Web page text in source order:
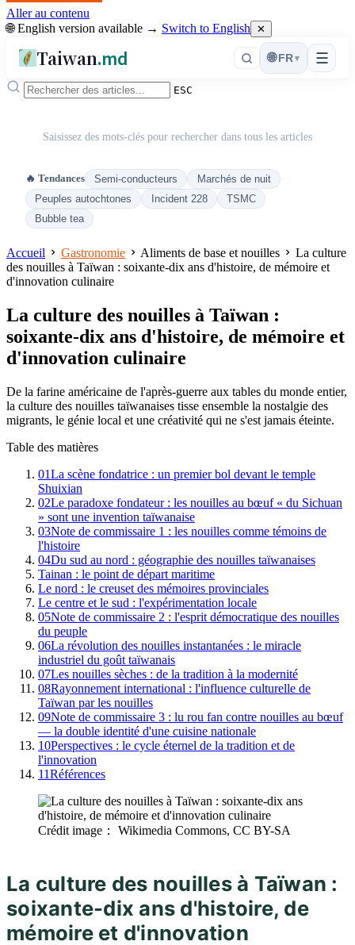
Aller au contenu
🌐 English version available → Switch to English ✕
Taiwan.md ☰
🌐 FR ▾
ESC
Saisissez des mots-clés pour rechercher dans tous les articles
🔥 Tendances Semi-conducteurs
Marchés de nuit
Peuples autochtones
Incident 228
TSMC
Bubble tea
Accueil Gastronomie Aliments de base et nouilles
La culture
des nouilles à Taïwan : soixante-dix ans d'histoire, de mémoire et
d'innovation culinaire
La culture des nouilles à Taïwan :
soixante-dix ans d'histoire, de mémoire et
d'innovation culinaire
De la farine américaine de l'après-guerre aux tables du monde entier,
la culture des nouilles taïwanaises tisse ensemble la nostalgie des
migrants, le génie local et une créativité qui ne s'est jamais éteinte.
Table des matières
01La scène fondatrice : un premier bol devant le temple
Shuixian
02Le paradoxe fondateur : les nouilles au bœuf « du Sichuan
» sont une invention taïwanaise
03Note de commissaire 1 : les nouilles comme témoins de
l'histoire
04Du sud au nord : géographie des nouilles taïwanaises
Tainan : le point de départ maritime
Le nord : le creuset des mémoires provinciales
Le centre et le sud : l'expérimentation locale
05Note de commissaire 2 : l'esprit démocratique des nouilles
du peuple
06La révolution des nouilles instantanées : le miracle
industriel du goût taïwanais
07Les nouilles sèches : de la tradition à la modernité
08Rayonnement international : l'influence culturelle de
Taïwan par les nouilles
09Note de commissaire 3 : lu rou fan contre nouilles au bœuf
— la double identité d'une cuisine nationale
10Perspectives : le cycle éternel de la tradition et de
l'innovation
11Références
Crédit image： Wikimedia Commons, CC BY-SA
La culture des nouilles à Taïwan :
soixante-dix ans d'histoire, de
mémoire et d'innovation